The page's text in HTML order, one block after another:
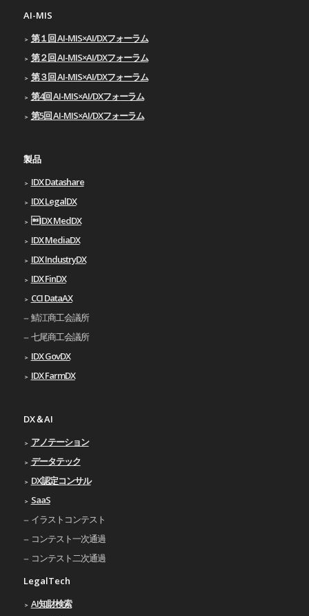
AI-MIS
第１回 AI-MIS×AI/DXフォーラム
第２回 AI-MIS×AI/DXフォーラム
第３回 AI-MIS×AI/DXフォーラム
第4回 AI-MIS×AI/DXフォーラム
第5回 AI-MIS×AI/DXフォーラム
製品
IDX Datashare
IDX LegalDX
IDX MedDX
IDX MediaDX
IDX IndustryDX
IDX FinDX
CCI DataAX
鯖江商工会議所
七尾商工会議所
IDX GovDX
IDX FarmDX
DX＆AI
アノテーション
データテック
DX認定コンサル
SaaS
イラストコンテスト
コンテスト一次通過
コンテスト二次通過
LegalTech
AI知財検索